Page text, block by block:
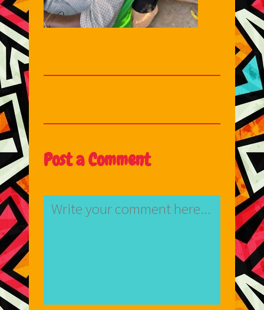
Post a Comment